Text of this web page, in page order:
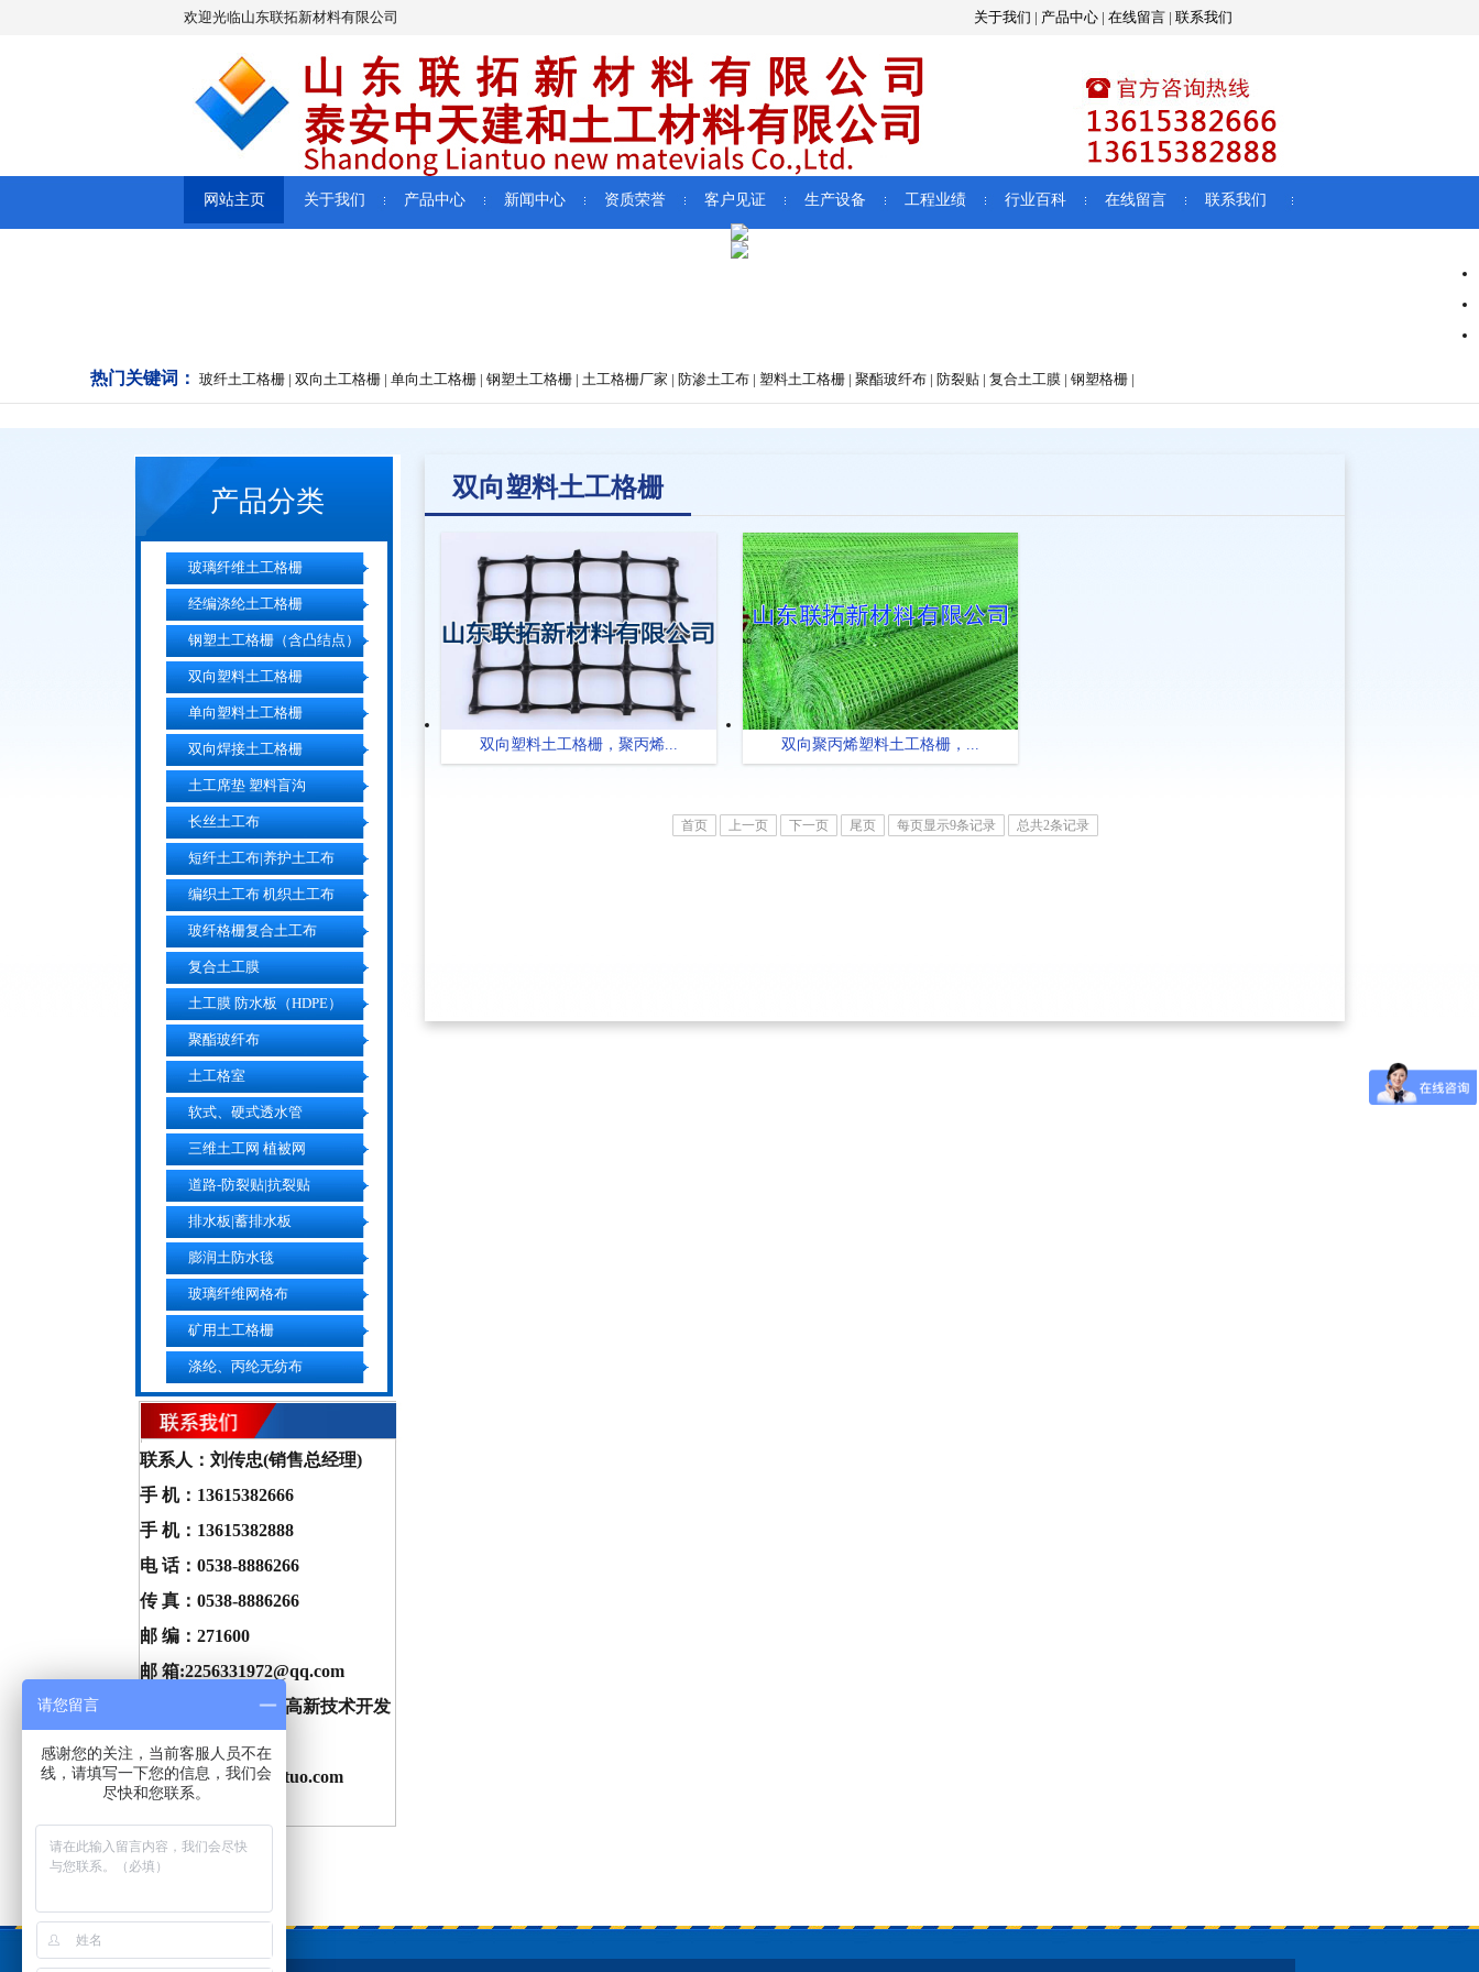
欢迎光临山东联拓新材料有限公司 关于我们 | 产品中心 | 在线留言 | 联系我们
网站主页 关于我们 产品中心 新闻中心 资质荣誉 客户见证 生产设备 工程业绩 行业百科 在线留言 联系我们
热门关键词： 玻纤土工格栅 | 双向土工格栅 | 单向土工格栅 | 钢塑土工格栅 | 土工格栅厂家 | 防渗土工布 | 塑料土工格栅 | 聚酯玻纤布 | 防裂贴 | 复合土工膜 | 钢塑格栅 |
产品分类
玻璃纤维土工格栅
经编涤纶土工格栅
钢塑土工格栅（含凸结点）
双向塑料土工格栅
单向塑料土工格栅
双向焊接土工格栅
土工席垫 塑料盲沟
长丝土工布
短纤土工布|养护土工布
编织土工布 机织土工布
玻纤格栅复合土工布
复合土工膜
土工膜 防水板（HDPE）
聚酯玻纤布
土工格室
软式、硬式透水管
三维土工网 植被网
道路-防裂贴|抗裂贴
排水板|蓄排水板
膨润土防水毯
玻璃纤维网格布
矿用土工格栅
涤纶、丙纶无纺布
联系人：刘传忠(销售总经理)
手 机：13615382666
手 机：13615382888
电 话：0538-8886266
传 真：0538-8886266
邮 编：271600
邮 箱:2256331972@qq.com
地 址：泰安市肥城高新技术开发
区
网 址：www.sdliantuo.com
双向塑料土工格栅
双向塑料土工格栅，聚丙烯... 双向聚丙烯塑料土工格栅，...
首页 上一页 下一页 尾页 每页显示9条记录 总共2条记录
请您留言
感谢您的关注，当前客服人员不在
线，请填写一下您的信息，我们会
尽快和您联系。